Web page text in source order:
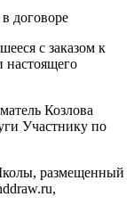
договоре
с заказом к
настоящего
Козлова
Участнику по
размещенный